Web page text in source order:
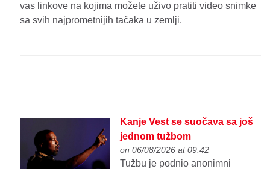
vas linkove na kojima možete uživo pratiti video snimke
sa svih najprometnijih tačaka u zemlji.
Kanje Vest se suočava sa još
jednom tužbom
on 06/08/2026 at 09:42
Tužbu je podnio anonimni